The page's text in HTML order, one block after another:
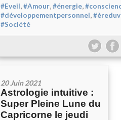
#Eveil,#Amour,#énergie,
#développementpersonnel,
#Société
20 Juin 2021
Astrologie intuitive :
Super Pleine Lune du
Capricorne le jeudi